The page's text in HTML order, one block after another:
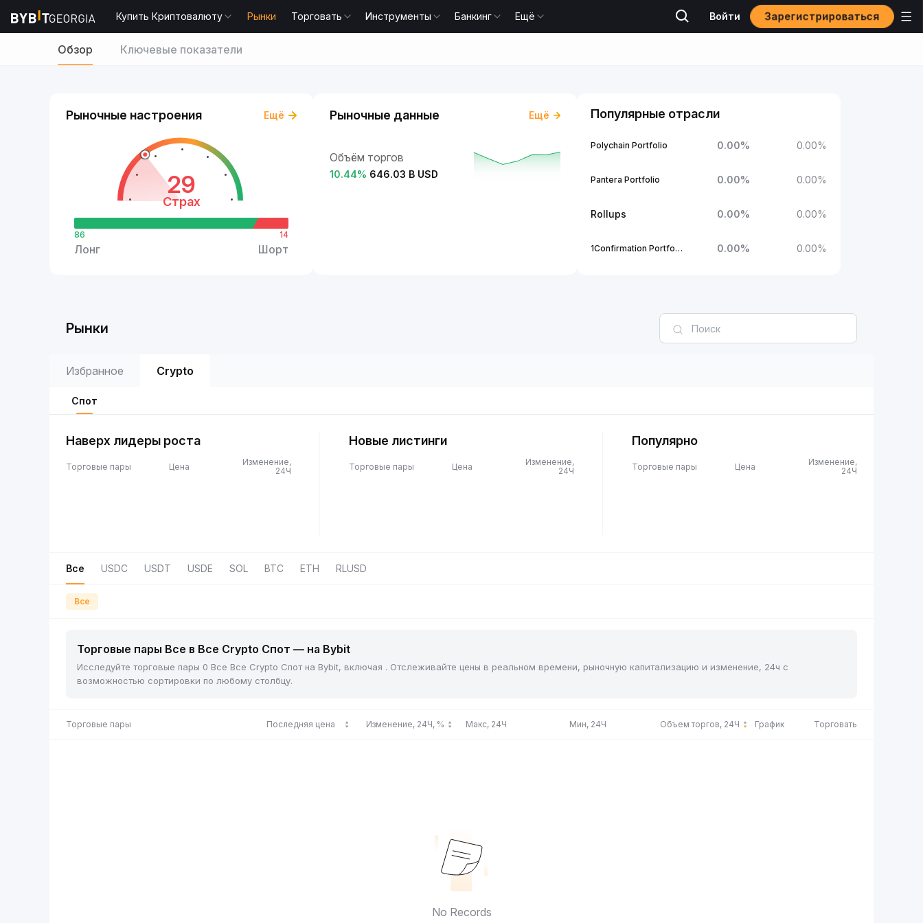
Купить Криптовалюту Рынки Торговать Инструменты Банкинг Ещё Войти Зарегистрироваться
Обзор Ключевые показатели
Рыночные настроения Ещё
29
Страх
86
Лонг
14
Шорт
Рыночные данные Ещё
Объём торгов
10.44% 646.03 B USD
Популярные отрасли
Polychain Portfolio 0.00% 0.00%
Pantera Portfolio 0.00% 0.00%
Rollups 0.00% 0.00%
1Confirmation Portfolio 0.00% 0.00%
Рынки
Избранное Crypto
Спот
Наверх лидеры роста
Торговые пары Цена
Изменение,
24Ч
Новые листинги
Торговые пары Цена
Изменение,
24Ч
Популярно
Торговые пары Цена
Изменение,
24Ч
Все USDC USDT USDE SOL BTC ETH RLUSD
Все
Торговые пары Все в Все Crypto Спот — на Bybit
Исследуйте торговые пары 0 Все Все Crypto Спот на Bybit, включая . Отслеживайте цены в реальном времени, рыночную капитализацию и изменение, 24ч с
возможностью сортировки по любому столбцу.
Торговые пары Последняя цена Изменение, 24Ч, % Макс, 24Ч Мин, 24Ч Объем торгов, 24Ч График Торговать
No Records